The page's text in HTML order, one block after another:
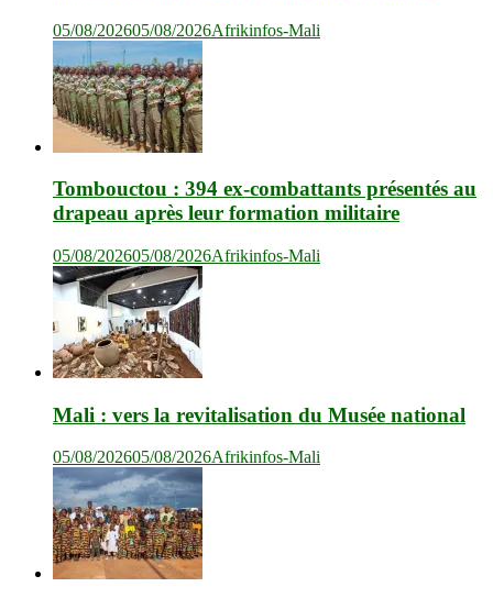
05/08/202605/08/2026Afrikinfos-Mali
Tombouctou : 394 ex-combattants présentés au
drapeau après leur formation militaire
05/08/202605/08/2026Afrikinfos-Mali
Mali : vers la revitalisation du Musée national
05/08/202605/08/2026Afrikinfos-Mali